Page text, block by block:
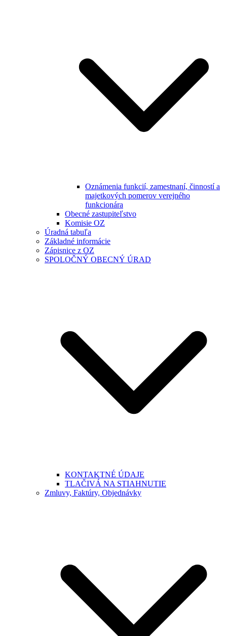
Oznámenia funkcií, zamestnaní, činností a
majetkových pomerov verejného
funkcionára
Obecné zastupiteľstvo
Komisie OZ
Úradná tabuľa
Základné informácie
Zápisnice z OZ
SPOLOČNÝ OBECNÝ ÚRAD
KONTAKTNÉ ÚDAJE
TLAČIVÁ NA STIAHNUTIE
Zmluvy, Faktúry, Objednávky